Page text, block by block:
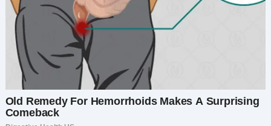
— А где кувшин с деревянными ложками? Где
подставка с ножами?
Тревога начала подниматься, как прилив. Я
уронила сумку прямо в прихожей и бросилась к
ящикам. Один за другим — пусто. Шкафы?
Пустые. Даже ящик с мелочами исчез. Все
кастрюли, все сковородки, противни, на